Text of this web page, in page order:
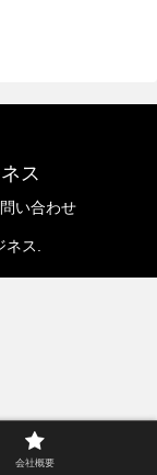
ス
い合わせ
ス.
会社概要